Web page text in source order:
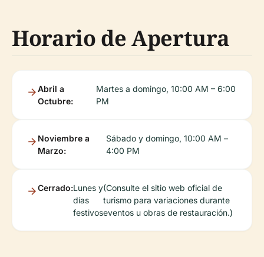
Horario de Apertura
Abril a
Octubre:
Martes a domingo, 10:00 AM – 6:00
PM
Noviembre a
Marzo:
Sábado y domingo, 10:00 AM –
4:00 PM
Cerrado:Lunes y
días
festivos
(Consulte el sitio web oficial de
turismo para variaciones durante
eventos u obras de restauración.)